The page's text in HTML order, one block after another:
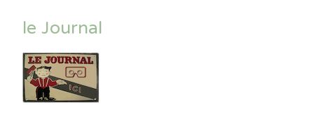
le Journal